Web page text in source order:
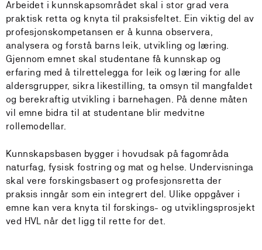
Arbeidet i kunnskapsområdet skal i stor grad vera
praktisk retta og knyta til praksisfeltet. Ein viktig del av
profesjonskompetansen er å kunna observera,
analysera og forstå barns leik, utvikling og læring.
Gjennom emnet skal studentane få kunnskap og
erfaring med å tilrettelegga for leik og læring for alle
aldersgrupper, sikra likestilling, ta omsyn til mangfaldet
og berekraftig utvikling i barnehagen. På denne måten
vil emne bidra til at studentane blir medvitne
rollemodellar.
Kunnskapsbasen bygger i hovudsak på fagområda
naturfag, fysisk fostring og mat og helse. Undervisninga
skal vere forskingsbasert og profesjonsretta der
praksis inngår som ein integrert del. Ulike oppgåver i
emne kan vera knyta til forskings- og utviklingsprosjekt
ved HVL når det ligg til rette for det.